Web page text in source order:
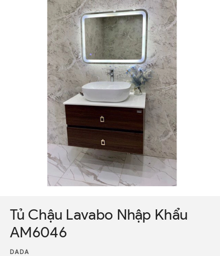
Tủ Chậu Lavabo Nhập Khẩu
AM6046
DADA